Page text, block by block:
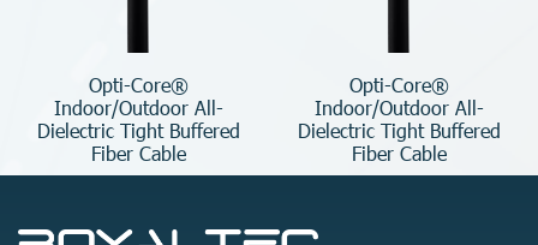
Opti-Core®
Indoor/Outdoor All-
Dielectric Tight Buffered
Fiber Cable
Opti-Core®
Indoor/Outdoor All-
Dielectric Tight Buffered
Fiber Cable